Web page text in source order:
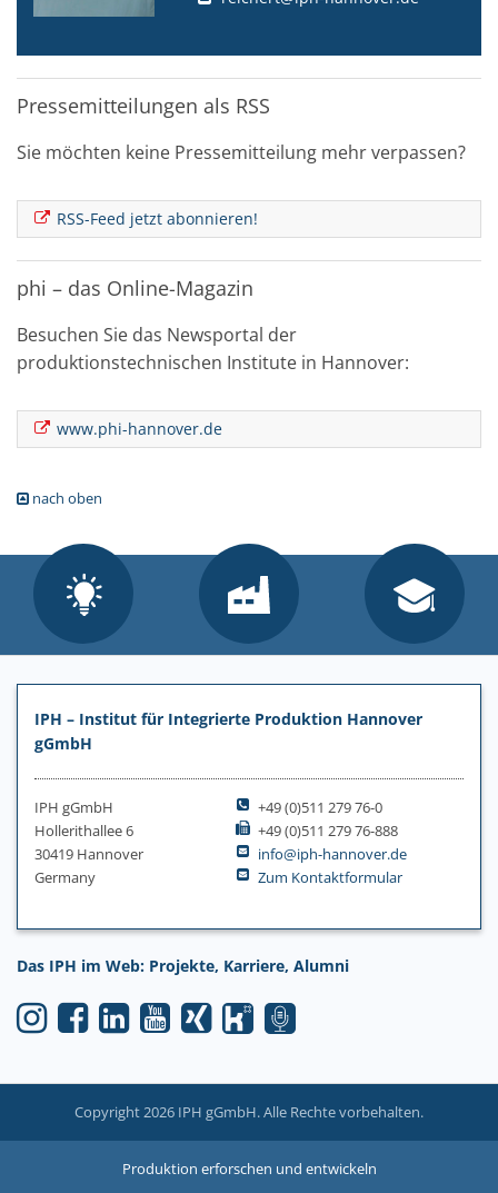
Pressemitteilungen als RSS
Sie möchten keine Pressemitteilung mehr verpassen?
RSS-Feed jetzt abonnieren!
phi – das Online-Magazin
Besuchen Sie das Newsportal der
produktionstechnischen Institute in Hannover:
www.phi-hannover.de
nach oben
IPH – Institut für Integrierte Produktion Hannover
gGmbH
IPH gGmbH
Hollerithallee 6
30419 Hannover
Germany
+49 (0)511 279 76-0
+49 (0)511 279 76-888
info@iph-hannover.de
Zum Kontaktformular
Das IPH im Web: Projekte, Karriere, Alumni
Copyright 2026 IPH gGmbH. Alle Rechte vorbehalten.
Produktion erforschen und entwickeln